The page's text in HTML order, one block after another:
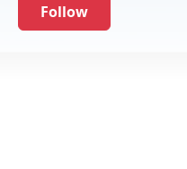
Follow